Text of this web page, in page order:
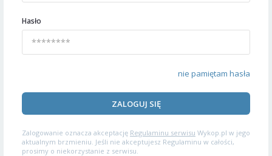
Hasło
nie pamiętam hasła
ZALOGUJ SIĘ
Zalogowanie oznacza akceptację Regulaminu serwisu Wykop.pl w jego
aktualnym brzmieniu. Jeśli nie akceptujesz Regulaminu w całości,
prosimy o niekorzystanie z serwisu.